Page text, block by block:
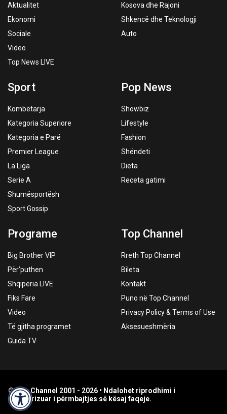
Aktualitet
Ekonomi
Sociale
Video
Top News LIVE
Kosova dhe Rajoni
Shkencë dhe Teknologji
Auto
Sport
Kombëtarja
Kategoria Superiore
Kategoria e Parë
Premier League
La Liga
Serie A
Shumësportësh
Sport Gossip
Pop News
Showbiz
Lifestyle
Fashion
Shëndeti
Dieta
Receta gatimi
Programe
Big Brother VIP
Për’puthen
Shqipëria LIVE
Fiks Fare
Video
Të gjitha programet
Guida TV
Top Channel
Rreth Top Channel
Bileta
Kontakt
Puno në Top Channel
Privacy Policy & Terms of Use
Aksesueshmëria
© Top Channel 2001 - 2026 • Ndalohet riprodhimi i
paautorizuar i përmbajtjes së kësaj faqeje.